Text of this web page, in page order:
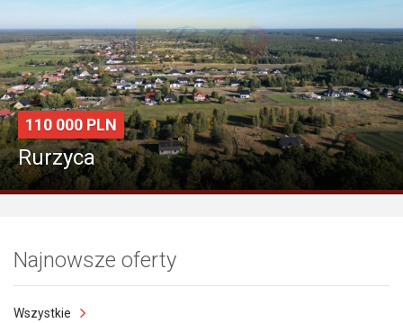
249 000 PLN
Szczecin
Centrum, ul. 5 Lipca
Najnowsze oferty
Wszystkie